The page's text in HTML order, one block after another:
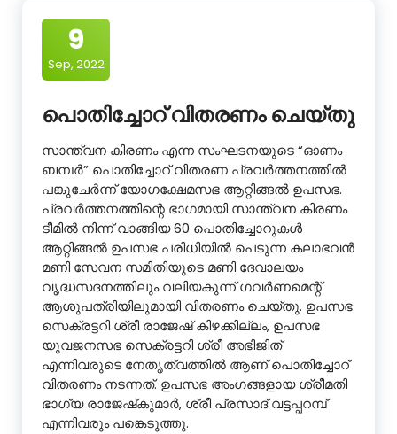
9
Sep, 2022
പൊതിച്ചോറ് വിതരണം ചെയ്തു
സാന്ത്വന കിരണം എന്ന സംഘടനയുടെ “ഓണം
ബമ്പർ” പൊതിച്ചോറ് വിതരണ പ്രവർത്തനത്തിൽ
പങ്കുചേർന്ന് യോഗക്ഷേമസഭ ആറ്റിങ്ങൽ ഉപസഭ.
പ്രവർത്തനത്തിന്റെ ഭാഗമായി സാന്ത്വന കിരണം
ടീമിൽ നിന്ന് വാങ്ങിയ 60 പൊതിച്ചോറുകൾ
ആറ്റിങ്ങൽ ഉപസഭ പരിധിയിൽ പെടുന്ന കലാഭവൻ
മണി സേവന സമിതിയുടെ മണി ദേവാലയം
വൃദ്ധസദനത്തിലും വലിയകുന്ന് ഗവർണമെന്റ്
ആശുപത്രിയിലുമായി വിതരണം ചെയ്തു. ഉപസഭ
സെക്രട്ടറി ശ്രീ രാജേഷ് കിഴക്കില്ലം, ഉപസഭ
യുവജനസഭ സെക്രട്ടറി ശ്രീ അഭിജിത്
എന്നിവരുടെ നേതൃത്വത്തിൽ ആണ് പൊതിച്ചോറ്
വിതരണം നടന്നത്. ഉപസഭ അംഗങ്ങളായ ശ്രീമതി
ഭാഗ്യ രാജേഷ്‌കുമാർ, ശ്രീ പ്രസാദ് വട്ടപ്പറമ്പ്
എന്നിവരും പങ്കെടുത്തു.